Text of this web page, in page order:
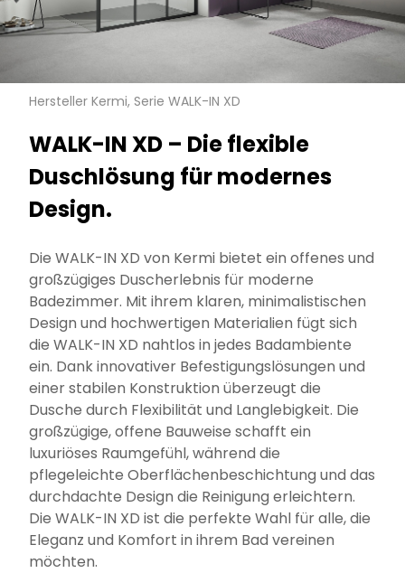
Hersteller Kermi, Serie WALK-IN XD
WALK-IN XD – Die flexible
Duschlösung für modernes
Design.
Die WALK-IN XD von Kermi bietet ein offenes und
großzügiges Duscherlebnis für moderne
Badezimmer. Mit ihrem klaren, minimalistischen
Design und hochwertigen Materialien fügt sich
die WALK-IN XD nahtlos in jedes Badambiente
ein. Dank innovativer Befestigungslösungen und
einer stabilen Konstruktion überzeugt die
Dusche durch Flexibilität und Langlebigkeit. Die
großzügige, offene Bauweise schafft ein
luxuriöses Raumgefühl, während die
pflegeleichte Oberflächenbeschichtung und das
durchdachte Design die Reinigung erleichtern.
Die WALK-IN XD ist die perfekte Wahl für alle, die
Eleganz und Komfort in ihrem Bad vereinen
möchten.